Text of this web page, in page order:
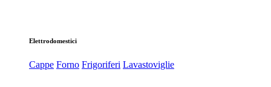
Elettrodomestici
Cappe Forno Frigoriferi Lavastoviglie